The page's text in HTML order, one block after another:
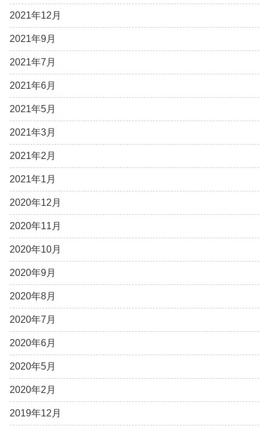
2021年12月
2021年9月
2021年7月
2021年6月
2021年5月
2021年3月
2021年2月
2021年1月
2020年12月
2020年11月
2020年10月
2020年9月
2020年8月
2020年7月
2020年6月
2020年5月
2020年2月
2019年12月